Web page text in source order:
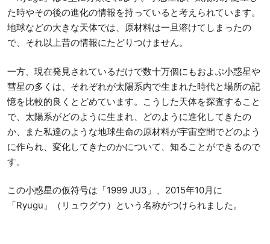
た時やその後の進化の情報を持っていると考えられています。
地球などの大きな天体では、原材料は一旦溶けてしまったの
で、それ以上昔の情報にたどりつけません。
一方、現在発見されているだけで数十万個にもおよぶ小惑星や
彗星の多くは、それぞれが太陽系内で生まれた時代と場所の記
憶を比較的良くとどめています。こうした天体を探査すること
で、太陽系がどのように生まれ、どのように進化してきたの
か、また私達のような地球生命の原材料が宇宙空間でどのよう
に作られ、変化してきたのかについて、知ることができるので
す。
この小惑星の仮符号は「1999 JU3」、2015年10月に
「Ryugu」（リュウグウ）という名称がつけられました。